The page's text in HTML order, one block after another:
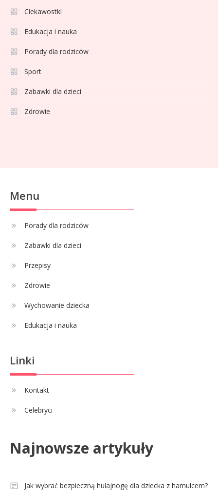
6
popularna influencerka?
1
dla dziecka z hamulcem?
3
Ciekawostki
Edukacja i nauka
Porady dla rodziców
Sport
Zabawki dla dzieci
Zdrowie
Menu
Porady dla rodziców
Zabawki dla dzieci
Przepisy
Zdrowie
Wychowanie dziecka
Edukacja i nauka
Linki
Kontakt
Celebryci
Najnowsze artykuły
Jak wybrać bezpieczną hulajnogę dla dziecka z hamulcem?